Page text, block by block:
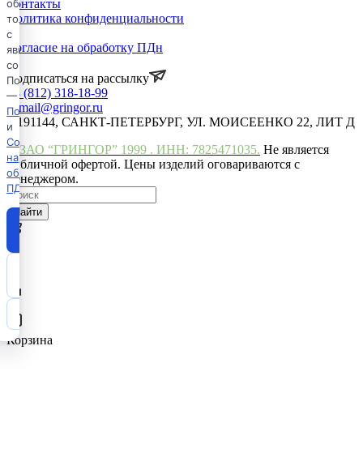
Контакты
Политика конфиденциальности
Согласие на обработку ПДн
Подписаться на рассылку
8 (812) 318-18-99
mail@gringor.ru
191144, САНКТ-ПЕТЕРБУРГ, УЛ. МОИСЕЕНКО 22, ЛИТ Д
© ЗАО “ГРИНГОР” 1999 . ИНН: 7825471035. Не является
публичной офертой. Цены изделий оговариваются с
менеджером.
Найти
0
Корзина
обрабатываются
только
с
явного
согласия.
Подробнее
—
Политика
и
Согласие
на
обработку
ПДн.
Принять
все
Настройки